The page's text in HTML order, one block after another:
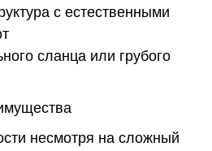
с естественными
сланца или грубого
несмотря на сложный